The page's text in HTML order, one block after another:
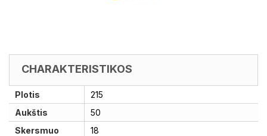
CHARAKTERISTIKOS
Plotis
215
Aukštis
50
Skersmuo
18